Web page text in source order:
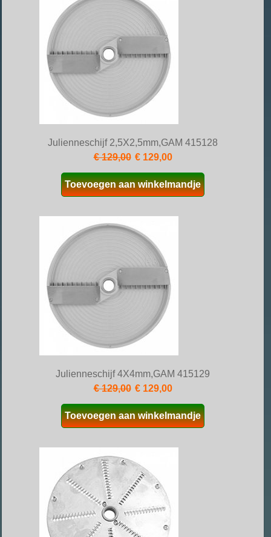
Julienneschijf 2,5X2,5mm,GAM 415128
€ 129,00 € 129,00
Toevoegen aan winkelmandje
Julienneschijf 4X4mm,GAM 415129
€ 129,00 € 129,00
Toevoegen aan winkelmandje